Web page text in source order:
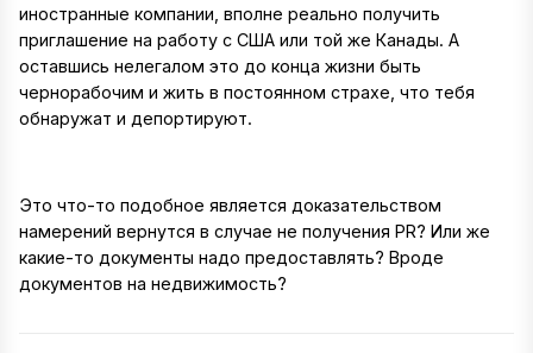
иностранные компании, вполне реально получить
приглашение на работу с США или той же Канады. А
оставшись нелегалом это до конца жизни быть
чернорабочим и жить в постоянном страхе, что тебя
обнаружат и депортируют.
Это что-то подобное является доказательством
намерений вернутся в случае не получения PR? Или же
какие-то документы надо предоставлять? Вроде
документов на недвижимость?